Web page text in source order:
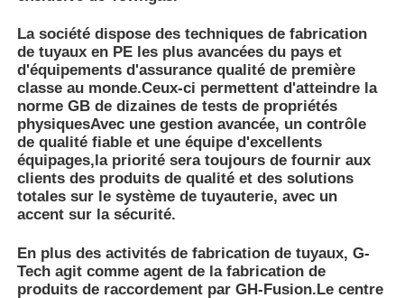
logistique basé à Zhongshan avec les entrepôts
régionaux du nord-est de la Chine, l'est de la Chine
et la province du Sichuan soutiennent l'expansion
de l'entreprise et l'approvisionnement des clients à
travers un réseau géographique diversifié.
Nos valeurs fondamentales pour le développement
continu sont la responsabilité, l'innovation,
l'apprentissage continu, le leadership et le travail
en équipe.La société continuera à servir les clients
avec des fournitures de tuyauterie en PE de qualité
tuyauterie en PE.Dans l'espoir d'être le premier
fournisseur et fournisseur de services de
tuyauterie en PE en Asie.